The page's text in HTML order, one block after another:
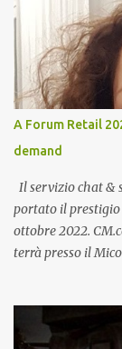
A Forum Retail
demand
Il servizio chat &
portato il prestigio
ottobre 2022.
terrà presso il
tramite